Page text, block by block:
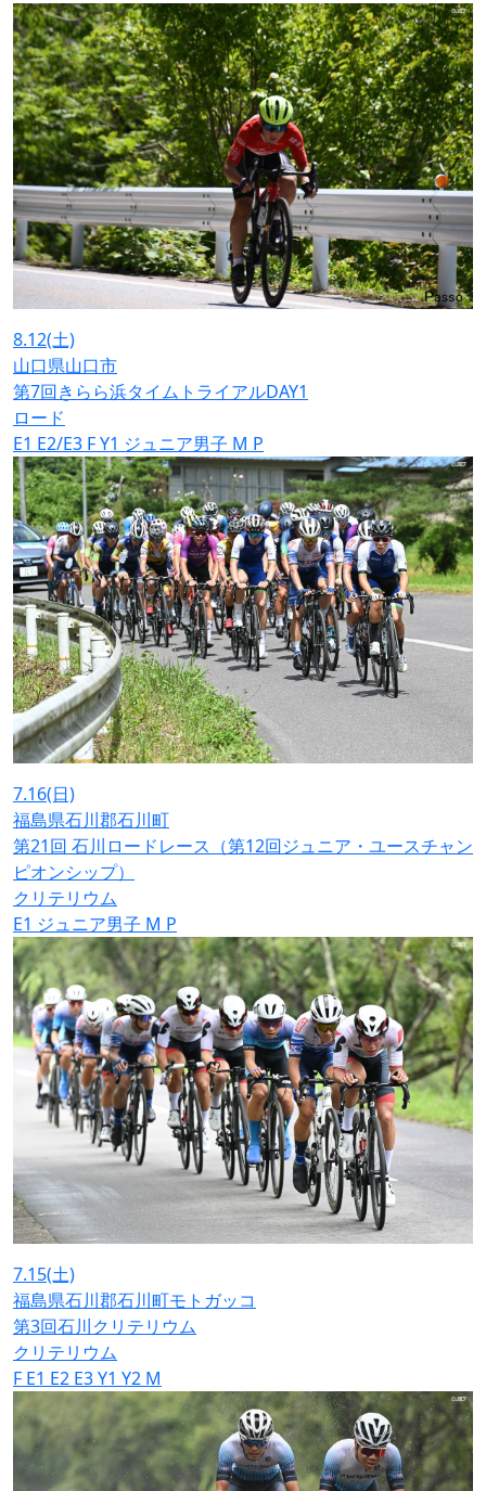
8.12(土)
山口県山口市
第7回きらら浜タイムトライアルDAY1
ロード
E1 E2/E3 FY1 ジュニア男子 M P
7.16(日)
福島県石川郡石川町
第21回 石川ロードレース（第12回ジュニア・ユースチャン
ピオンシップ）
クリテリウム
E1 ジュニア男子 M P
7.15(土)
福島県石川郡石川町モトガッコ
第3回石川クリテリウム
クリテリウム
F E1 E2 E3Y1 Y2 M